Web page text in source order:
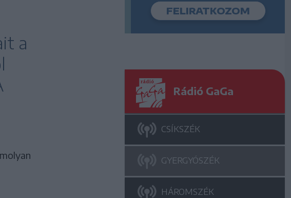
a
Rádió GaGa
CSÍKSZÉK
GYERGYÓSZÉK
HÁROMSZÉK